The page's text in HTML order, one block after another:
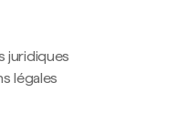
juridiques
légales